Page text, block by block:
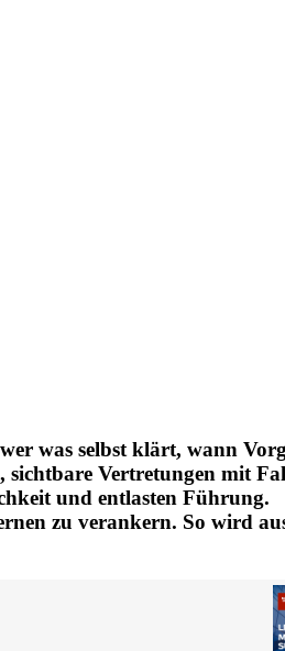
was selbst klärt, wann
sichtbare Vertretungen mit
und entlasten Führung.
zu verankern. So wird